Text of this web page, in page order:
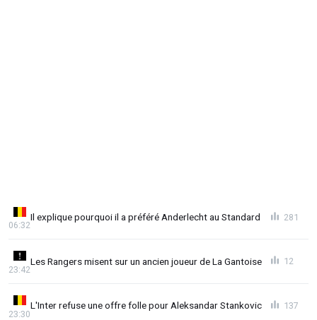
Il explique pourquoi il a préféré Anderlecht au Standard
06:32
281
Les Rangers misent sur un ancien joueur de La Gantoise
23:42
12
L'Inter refuse une offre folle pour Aleksandar Stankovic
23:30
137